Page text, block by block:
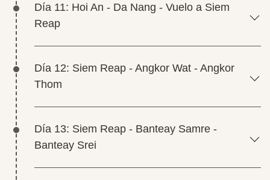
Día 11: Hoi An - Da Nang - Vuelo a Siem
Reap
Día 12: Siem Reap - Angkor Wat - Angkor
Thom
Día 13: Siem Reap - Banteay Samre -
Banteay Srei